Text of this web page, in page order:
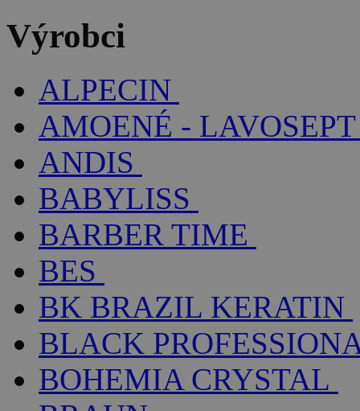
Výrobci
ALPECIN
AMOENÉ - LAVOSEPT
ANDIS
BABYLISS
BARBER TIME
BES
BK BRAZIL KERATIN
BLACK
BOHEMIA CRYSTAL